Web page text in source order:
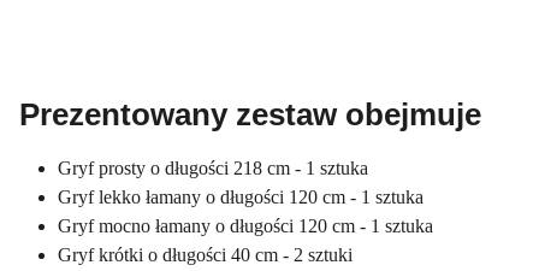
Prezentowany zestaw obejmuje
Gryf prosty o długości 218 cm - 1 sztuka
Gryf lekko łamany o długości 120 cm - 1 sztuka
Gryf mocno łamany o długości 120 cm - 1 sztuka
Gryf krótki o długości 40 cm - 2 sztuki